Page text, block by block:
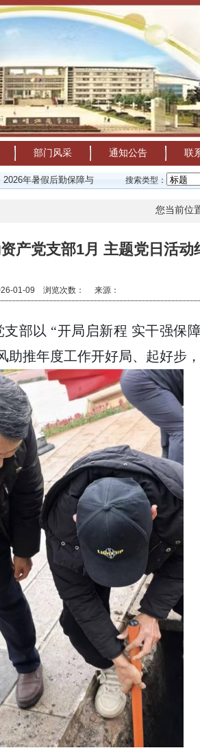
部门风采 通知公告 联
暑假后勤保障与资产运营服务安排通知 关于清
搜索类型：
您当前位
产党支部1月 主题党日活动
01-09 浏览次数： 来源：
部以 “开局启新程 实干强保
推年度工作开好局、起好步，